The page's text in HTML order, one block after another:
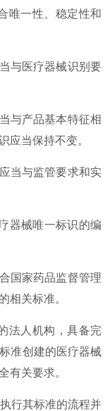
唯一性、稳定性和
与医疗器械识别要
与产品基本特征相
应当保持不变。
当与监管要求和实
器械唯一标识的编
国家药品监督管理
相关标准。
法人机构，具备完
准创建的医疗器械
有关要求。
行其标准的流程并